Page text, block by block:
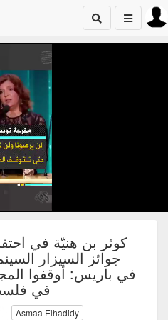
كوثر بن هنيّة في
جوائز السيزار
في باريس: أوقفوا
في
Asmaa Elhadidy